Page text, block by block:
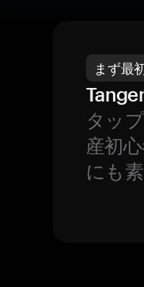
まず最
タッ
産初
にも